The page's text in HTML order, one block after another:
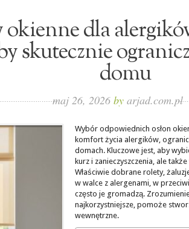
okienne dla
skutecznie
domu
maj 26, 2026 by arjad.com.pl
Wybór odpowiednich osłon
komfort życia alergików,
domach. Kluczowe jest, aby
kurz i zanieczyszczenia, ale
Właściwie dobrane rolety,
w walce z alergenami, w
często je gromadzą.
najkorzystniejsze, pomoże
wewnętrzne.